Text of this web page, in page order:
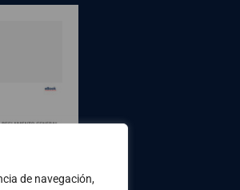
de navegación,